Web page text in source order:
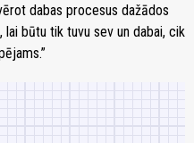
dabas procesus dažādos
būtu tik tuvu sev un dabai, cik